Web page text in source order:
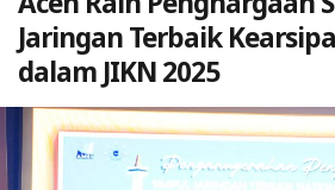
Jaringan Terbaik
dalam JIKN 2025